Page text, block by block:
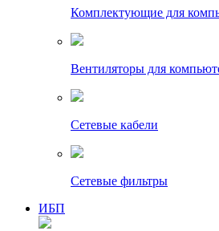
Комплектующие для
Вентиляторы для
Сетевые кабели
Сетевые фильтры
ИБП